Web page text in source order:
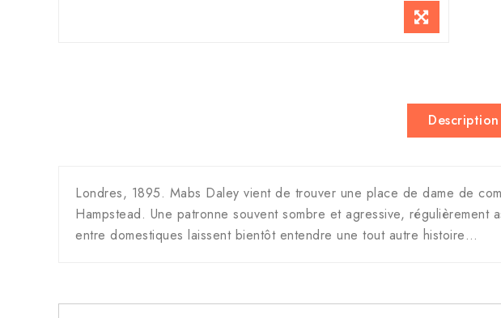
Description
Londres, 1895. Mabs Daley vient de trouver une place de dame de
Hampstead. Une patronne souvent sombre et agressive,
entre domestiques laissent bientôt entendre une tout autre histoire…